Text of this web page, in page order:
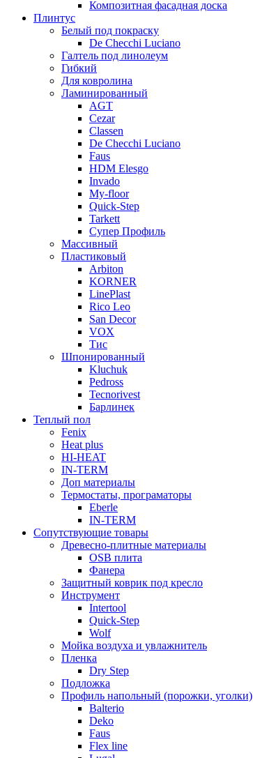
Композитная фасадная доска
Плинтус
Белый под покраску
De Checchi Luciano
Галтель под линолеум
Гибкий
Для ковролина
Ламинированный
AGT
Cezar
Classen
De Checchi Luciano
Faus
HDM Elesgo
Invado
My-floor
Quick-Step
Tarkett
Супер Профиль
Массивный
Пластиковый
Arbiton
KORNER
LinePlast
Rico Leo
San Decor
VOX
Тис
Шпонированный
Kluchuk
Pedross
Tecnorivest
Барлинек
Теплый пол
Fenix
Heat plus
HI-HEAT
IN-TERM
Доп материалы
Термостаты, програматоры
Eberle
IN-TERM
Сопутствующие товары
Древесно-плитные материалы
OSB плита
Фанера
Защитный коврик под кресло
Инструмент
Intertool
Quick-Step
Wolf
Мойка воздуха и увлажнитель
Пленка
Dry Step
Подложка
Профиль напольный (порожки, уголки)
Balterio
Deko
Faus
Flex line